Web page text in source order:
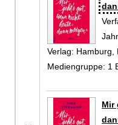
Verlag: Hamburg,
Mediengruppe: 1
Mir